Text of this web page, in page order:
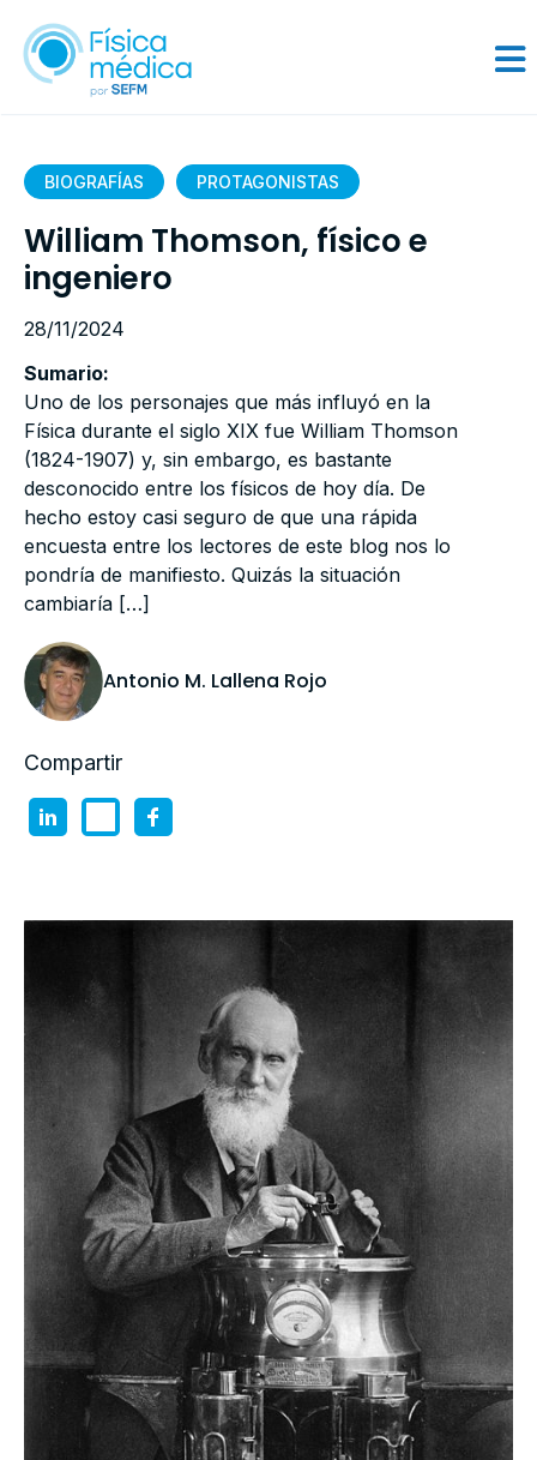
BIOGRAFÍAS PROTAGONISTAS
William Thomson, físico e
ingeniero
28/11/2024
Sumario:
Uno de los personajes que más influyó en la
Física durante el siglo XIX fue William Thomson
(1824-1907) y, sin embargo, es bastante
desconocido entre los físicos de hoy día. De
hecho estoy casi seguro de que una rápida
encuesta entre los lectores de este blog nos lo
pondría de manifiesto. Quizás la situación
cambiaría […]
Antonio M. Lallena Rojo
Compartir